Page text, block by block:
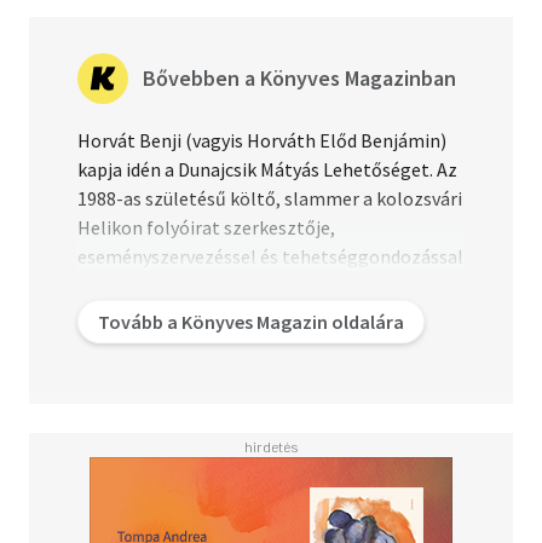
Bővebben a Könyves Magazinban
Horvát Benji (vagyis Horváth Előd Benjámin)
kapja idén a Dunajcsik Mátyás Lehetőséget. Az
1988-as születésű költő, slammer a kolozsvári
Helikon folyóirat szerkesztője,
eseményszervezéssel és tehetséggondozással
az Erdélyi Magyar Írók Ligájának, a Fiatal Írók
Szövetségének és a József Attila Körnek. 2006
(Koinónia, Kolozsvár, 2009); Beatcore (Erdélyi
Híradó Kiadó – Fiatal Írók Szövetsége,
Kolozsvár–Budapest, 2015); Az amnézia útja
Tovább a Könyves Magazin oldalára